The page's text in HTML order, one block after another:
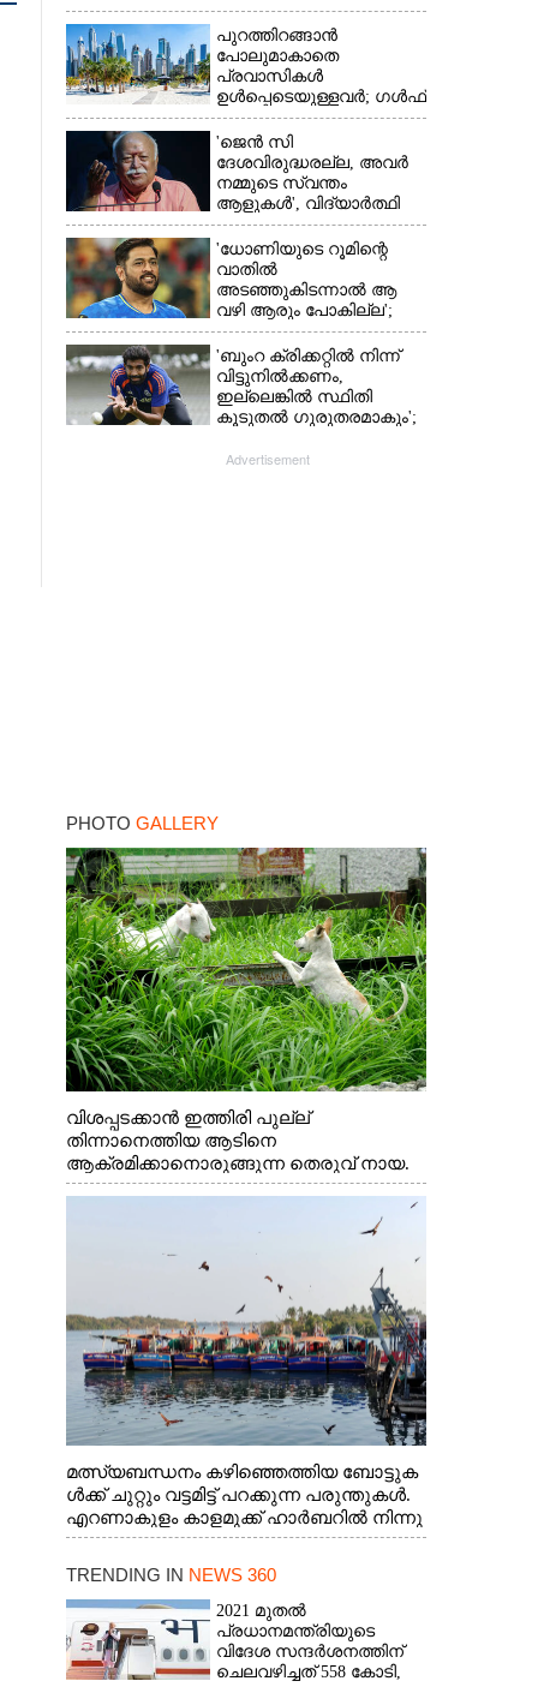
ഉള്ളതാണ്': അച്ഛന്റെ
സംസ്കാരചടങ്ങിനിടെ
മക്കൾ
പുറത്തിറങ്ങാൻ
പോലുമാകാതെ
പ്രവാസികൾ
ഉൾപ്പെടെയുള്ളവർ; ഗൾഫ്
രാജ്യത്ത് സ്ഥിതി രൂക്ഷം
'ജെൻ സി
ദേശവിരുദ്ധരല്ല, അവർ
നമ്മുടെ സ്വന്തം
ആളുകൾ', വിദ്യാർത്ഥി
പ്രക്ഷോഭത്തെ പിന്തുണച്ച്
ആർഎസ്‌എസ് മേധാവി
'ധോണിയുടെ റൂമിന്റെ
വാതിൽ
അടഞ്ഞുകിടന്നാൽ ആ
വഴി ആരും പോകില്ല';
കാരണം വെളിപ്പെടുത്തി
മുൻ താരം
'ബുംറ ക്രിക്കറ്റിൽ നിന്ന്
വിട്ടുനിൽക്കണം,
ഇല്ലെങ്കിൽ സ്ഥിതി
കൂടുതൽ ഗുരുതരമാകും';
താരം
Advertisement
PHOTO GALLERY
വിശപ്പടക്കാൻ ഇത്തിരി പുല്ല്
തിന്നാനെത്തിയ ആടിനെ
ആക്രമിക്കാനൊരുങ്ങുന്ന തെരുവ് നായ.
എറണാകുളം വാത്തുരുത്തിയിൽ നിന്നുള്ള
മത്സ്യബന്ധനം കഴിഞ്ഞെത്തിയ ബോട്ടുക
ൾക്ക് ചുറ്റും വട്ടമിട്ട് പറക്കുന്ന പരുന്തുകൾ.
എറണാകുളം കാളമുക്ക് ഹാർബറിൽ നിന്നു
ള്ള കാഴ്ച
TRENDING IN NEWS 360
2021 മുതൽ
പ്രധാനമന്ത്രിയുടെ
വിദേശ സന്ദർശനത്തിന്
ചെലവഴിച്ചത് 558 കോടി,